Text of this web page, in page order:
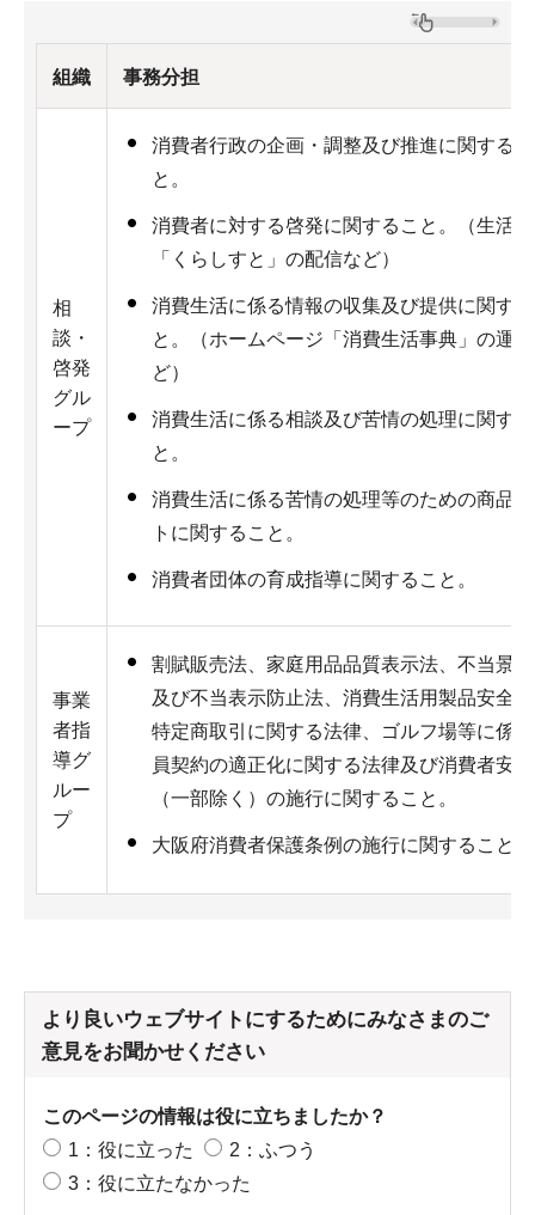
組織 事務分担
相
談・
啓発
グル
ープ
消費者行政の企画・調整及び推進に関するこ
と。
消費者に対する啓発に関すること。（生活
「くらしすと」の配信など）
消費生活に係る情報の収集及び提供に関す
と。（ホームページ「消費生活事典」の運
ど）
消費生活に係る相談及び苦情の処理に関す
と。
消費生活に係る苦情の処理等のための商品
トに関すること。
消費者団体の育成指導に関すること。
事業
者指
導グ
ルー
プ
割賦販売法、家庭用品品質表示法、不当景
及び不当表示防止法、消費生活用製品安全
特定商取引に関する法律、ゴルフ場等に係
員契約の適正化に関する法律及び消費者安
（一部除く）の施行に関すること。
大阪府消費者保護条例の施行に関すること。
より良いウェブサイトにするためにみなさまのご
意見をお聞かせください
このページの情報は役に立ちましたか？
1：役に立った
2：ふつう
3：役に立たなかった